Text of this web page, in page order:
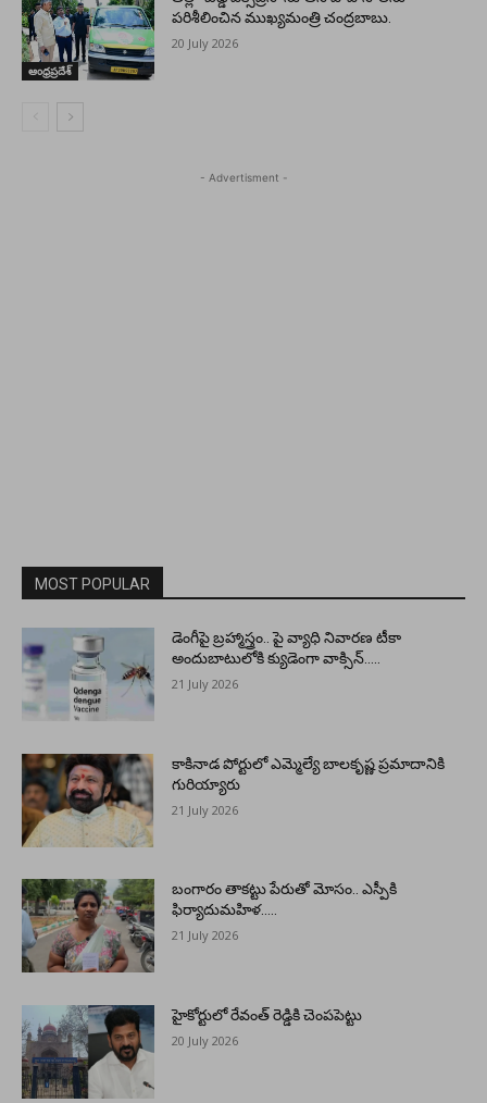
ఆంధ్రప్రదేశ్
పరిశీలించిన ముఖ్యమంత్రి చంద్రబాబు.
20 July 2026
- Advertisment -
MOST POPULAR
డెంగీపై బ్రహ్మాస్త్రం.. పై వ్యాధి నివారణ టీకా
అందుబాటులోకి క్యుడెంగా వాక్సిన్…..
21 July 2026
కాకినాడ పోర్టులో ఎమ్మెల్యే బాలకృష్ణ ప్రమాదానికి
గురియ్యారు
21 July 2026
బంగారం తాకట్టు పేరుతో మోసం.. ఎస్పీకి
ఫిర్యాదుమహిళ…..
21 July 2026
హైకోర్టులో రేవంత్ రెడ్డికి చెంపపెట్టు
20 July 2026